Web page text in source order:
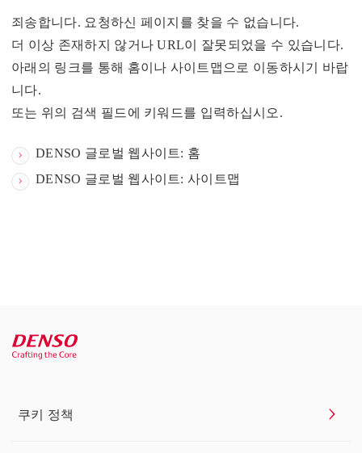
죄송합니다. 요청하신 페이지를 찾을 수 없습니다.
더 이상 존재하지 않거나 URL이 잘못되었을 수 있습니다.
아래의 링크를 통해 홈이나 사이트맵으로 이동하시기 바랍
니다.
또는 위의 검색 필드에 키워드를 입력하십시오.
DENSO 글로벌 웹사이트: 홈
DENSO 글로벌 웹사이트: 사이트맵
쿠키 정책